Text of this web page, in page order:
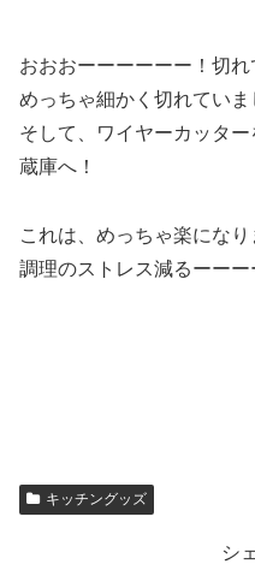
おおおーーーーーー！切れ
めっちゃ細かく切れていま
そして、ワイヤーカッタ
蔵庫へ！
これは、めっちゃ楽になり
調理のストレス減るーーー
キッチングッズ
シ